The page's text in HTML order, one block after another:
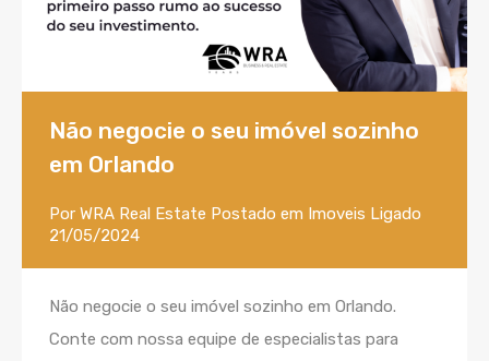
Não negocie o seu imóvel sozinho
em Orlando
Por WRA Real Estate Postado em Imoveis Ligado
21/05/2024
Não negocie o seu imóvel sozinho em Orlando.
Conte com nossa equipe de especialistas para